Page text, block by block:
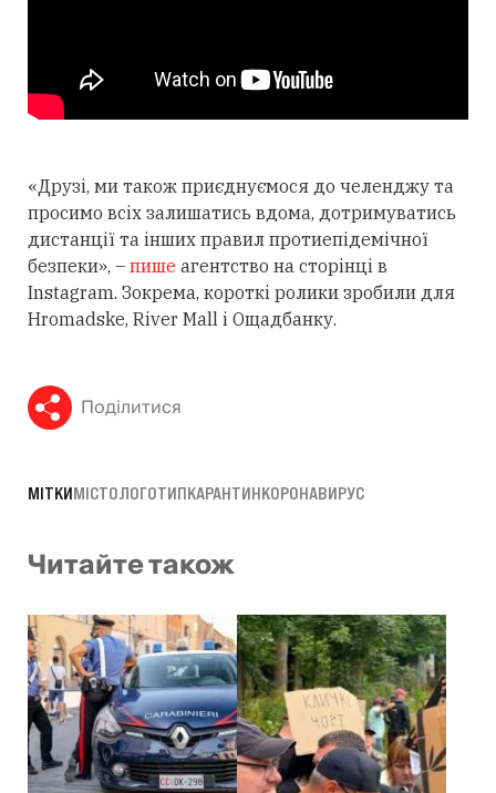
«Друзі, ми також приєднуємося до челенджу та
просимо всіх залишатись вдома, дотримуватись
дистанції та інших правил протиепідемічної
безпеки», – пише агентство на сторінці в
Instagram. Зокрема, короткі ролики зробили для
Hromadske, River Mall і Ощадбанку.
Поділитися
МІТКИМІСТОЛОГОТИПКАРАНТИНКОРОНАВИРУС
Читайте також